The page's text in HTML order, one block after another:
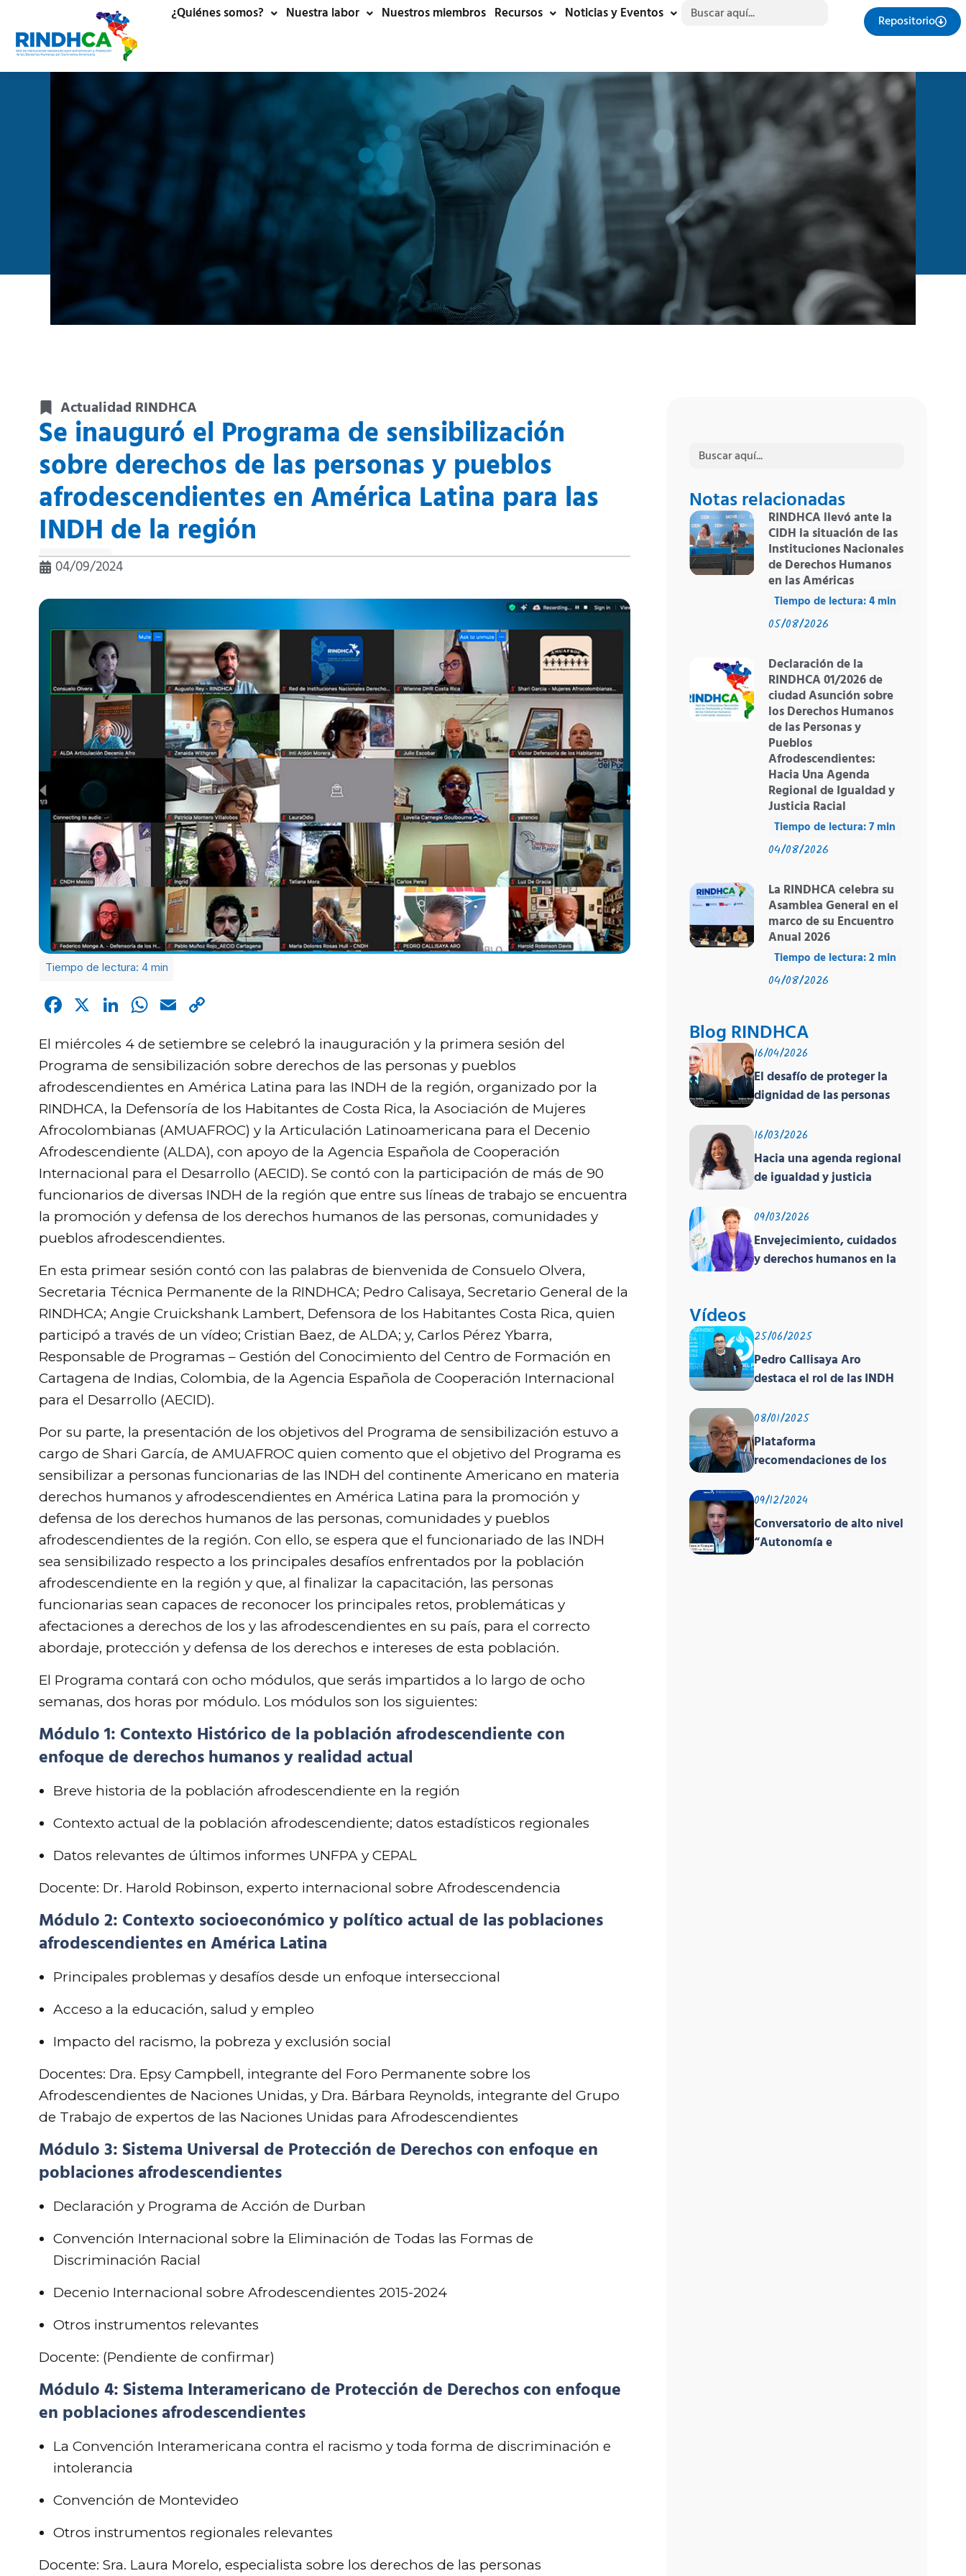
¿Quiénes somos? Nuestra labor Nuestros miembros Recursos Noticias y Eventos Buscar:
Repositorio
Actualidad RINDHCA
Se inauguró el Programa de sensibilización
sobre derechos de las personas y pueblos
afrodescendientes en América Latina para las
INDH de la región
04/09/2024
Facebook
X LinkedIn
WhatsApp
Email
El miércoles 4 de setiembre se celebró la inauguración y la primera sesión del
Programa de sensibilización sobre derechos de las personas y pueblos
afrodescendientes en América Latina para las INDH de la región, organizado por la
RINDHCA, la Defensoría de los Habitantes de Costa Rica, la Asociación de Mujeres
Afrocolombianas (AMUAFROC) y la Articulación Latinoamericana para el Decenio
Afrodescendiente (ALDA), con apoyo de la Agencia Española de Cooperación
Internacional para el Desarrollo (AECID). Se contó con la participación de más de 90
funcionarios de diversas INDH de la región que entre sus líneas de trabajo se encuentra
la promoción y defensa de los derechos humanos de las personas, comunidades y
pueblos afrodescendientes.
En esta primear sesión contó con las palabras de bienvenida de Consuelo Olvera,
Secretaria Técnica Permanente de la RINDHCA; Pedro Calisaya, Secretario General de la
RINDHCA; Angie Cruickshank Lambert, Defensora de los Habitantes Costa Rica, quien
participó a través de un vídeo; Cristian Baez, de ALDA; y, Carlos Pérez Ybarra,
Responsable de Programas – Gestión del Conocimiento del Centro de Formación en
Cartagena de Indias, Colombia, de la Agencia Española de Cooperación Internacional
para el Desarrollo (AECID).
Por su parte, la presentación de los objetivos del Programa de sensibilización estuvo a
cargo de Shari García, de AMUAFROC quien comento que el objetivo del Programa es
sensibilizar a personas funcionarias de las INDH del continente Americano en materia
derechos humanos y afrodescendientes en América Latina para la promoción y
defensa de los derechos humanos de las personas, comunidades y pueblos
afrodescendientes de la región. Con ello, se espera que el funcionariado de las INDH
sea sensibilizado respecto a los principales desafíos enfrentados por la población
afrodescendiente en la región y que, al finalizar la capacitación, las personas
funcionarias sean capaces de reconocer los principales retos, problemáticas y
afectaciones a derechos de los y las afrodescendientes en su país, para el correcto
abordaje, protección y defensa de los derechos e intereses de esta población.
El Programa contará con ocho módulos, que serás impartidos a lo largo de ocho
semanas, dos horas por módulo. Los módulos son los siguientes:
Módulo 1: Contexto Histórico de la población afrodescendiente con
enfoque de derechos humanos y realidad actual
Breve historia de la población afrodescendiente en la región
Contexto actual de la población afrodescendiente; datos estadísticos regionales
Datos relevantes de últimos informes UNFPA y CEPAL
Docente: Dr. Harold Robinson, experto internacional sobre Afrodescendencia
Módulo 2: Contexto socioeconómico y político actual de las poblaciones
afrodescendientes en América Latina
Principales problemas y desafíos desde un enfoque interseccional
Acceso a la educación, salud y empleo
Impacto del racismo, la pobreza y exclusión social
Docentes: Dra. Epsy Campbell, integrante del Foro Permanente sobre los
Afrodescendientes de Naciones Unidas, y Dra. Bárbara Reynolds, integrante del Grupo
de Trabajo de expertos de las Naciones Unidas para Afrodescendientes
Módulo 3: Sistema Universal de Protección de Derechos con enfoque en
poblaciones afrodescendientes
Declaración y Programa de Acción de Durban
Convención Internacional sobre la Eliminación de Todas las Formas de
Discriminación Racial
Decenio Internacional sobre Afrodescendientes 2015-2024
Otros instrumentos relevantes
Docente: (Pendiente de confirmar)
Módulo 4: Sistema Interamericano de Protección de Derechos con enfoque
en poblaciones afrodescendientes
La Convención Interamericana contra el racismo y toda forma de discriminación e
intolerancia
Convención de Montevideo
Otros instrumentos regionales relevantes
Docente: Sra. Laura Morelo, especialista sobre los derechos de las personas
Buscar:
Notas relacionadas
RINDHCA llevó ante la
CIDH la situación de las
Instituciones Nacionales
de Derechos Humanos
en las Américas
05/08/2026
Declaración de la
RINDHCA 01/2026 de
ciudad Asunción sobre
los Derechos Humanos
de las Personas y
Pueblos
Afrodescendientes:
Hacia Una Agenda
Regional de Igualdad y
Justicia Racial
04/08/2026
La RINDHCA celebra su
Asamblea General en el
marco de su Encuentro
Anual 2026
04/08/2026
Blog RINDHCA
16/04/2026
El desafío de proteger la
dignidad de las personas
un contexto
deshumanizante y cruel
16/03/2026
Hacia una agenda regional
de igualdad y justicia
09/03/2026
Envejecimiento, cuidados
y derechos humanos en la
Vídeos
25/06/2025
Pedro Callisaya Aro
destaca el rol de las INDH
global sobre derechos
humanos organizado por
PNUD, la OACNUDH y la
08/01/2025
Plataforma
recomendaciones de los
el EPU
09/12/2024
Conversatorio de alto nivel
“Autonomía e